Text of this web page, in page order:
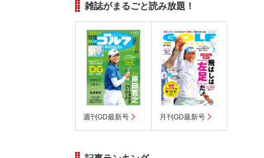
雑誌がまるごと読み放題！
週刊GD最新号 月刊GD最新号